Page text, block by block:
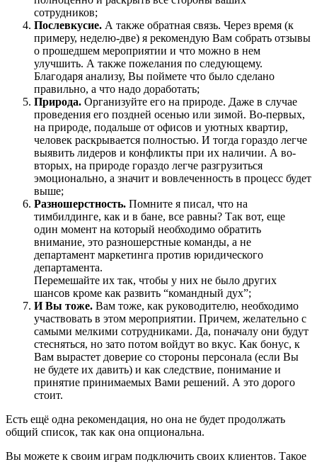
сотрудников;
Послевкусие. А также обратная связь. Через время (к
примеру, неделю-две) я рекомендую Вам собрать отзывы
о прошедшем мероприятии и что можно в нем
улучшить. А также пожелания по следующему.
Благодаря анализу, Вы поймете что было сделано
правильно, а что надо доработать;
Природа. Организуйте его на природе. Даже в случае
проведения его поздней осенью или зимой. Во-первых,
на природе, подальше от офисов и уютных квартир,
человек раскрывается полностью. И тогда гораздо легче
выявить лидеров и конфликты при их наличии. А во-
вторых, на природе гораздо легче разгрузиться
эмоционально, а значит и вовлеченность в процесс будет
выше;
Разношерстность. Помните я писал, что на
тимбилдинге, как и в бане, все равны? Так вот, еще
один момент на который необходимо обратить
внимание, это разношерстные команды, а не
департамент маркетинга против юридического
департамента.
Перемешайте их так, чтобы у них не было других
шансов кроме как развить “командный дух”;
И Вы тоже. Вам тоже, как руководителю, необходимо
участвовать в этом мероприятии. Причем, желательно с
самыми мелкими сотрудниками. Да, поначалу они будут
стесняться, но зато потом войдут во вкус. Как бонус, к
Вам вырастет доверие со стороны персонала (если Вы
не будете их давить) и как следствие, понимание и
принятие принимаемых Вами решений. А это дорого
стоит.
Есть ещё одна рекомендация, но она не будет продолжать
общий список, так как она опциональна.
Вы можете к своим играм подключить своих клиентов. Такое